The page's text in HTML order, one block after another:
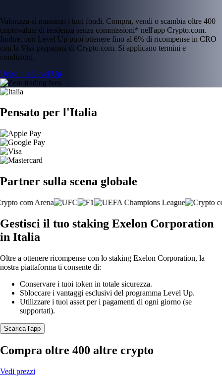
Valorizza al massimo i tuoi fondi. Compra, vendi o scambia oltre 400
criptovalute di tendenza senza commissioni* nell'app Crypto.com.
Inoltre, con Level Up puoi ottenere fino al 6% di ricompense in CRO
con la Visa prepagata di Crypto.com. Si applicano termini e
condizioni.
Unisciti a Level Up
Pensato per l'Italia
Partner sulla scena globale
Gestisci il tuo staking Exelon Corporation
in Italia
Oltre a ottenere ricompense con lo staking Exelon Corporation, la
nostra piattaforma ti consente di:
Conservare i tuoi token in totale sicurezza.
Sbloccare i vantaggi esclusivi del programma Level Up.
Utilizzare i tuoi asset per i pagamenti di ogni giorno (se
supportati).
Scarica l'app
Compra oltre 400 altre crypto
Vedi prezzi